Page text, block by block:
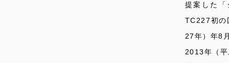
提案した
TC227初の
27年）年8
2013年（